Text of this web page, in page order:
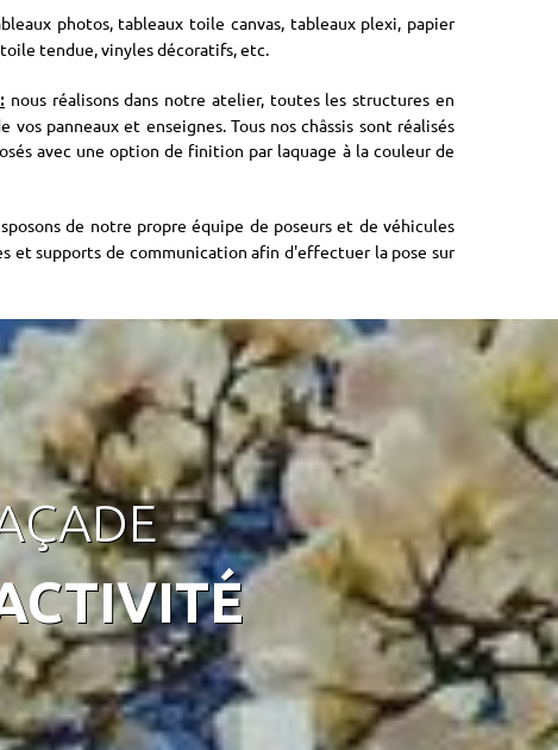
photos, tableaux toile canvas, tableaux plexi, papier
tendue, vinyles décoratifs, etc.
nous réalisons dans notre atelier, toutes les structures en
vos panneaux et enseignes. Tous nos châssis sont réalisés
avec une option de finition par laquage à la couleur de
de notre propre équipe de poseurs et de véhicules
et supports de communication afin d'effectuer la pose sur